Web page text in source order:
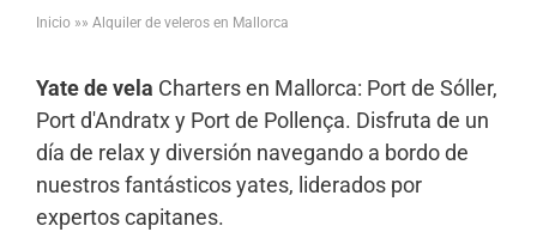
Inicio »» Alquiler de veleros en Mallorca
Yate de vela Charters en Mallorca: Port de Sóller,
Port d'Andratx y Port de Pollença. Disfruta de un
día de relax y diversión navegando a bordo de
nuestros fantásticos yates, liderados por
expertos capitanes.